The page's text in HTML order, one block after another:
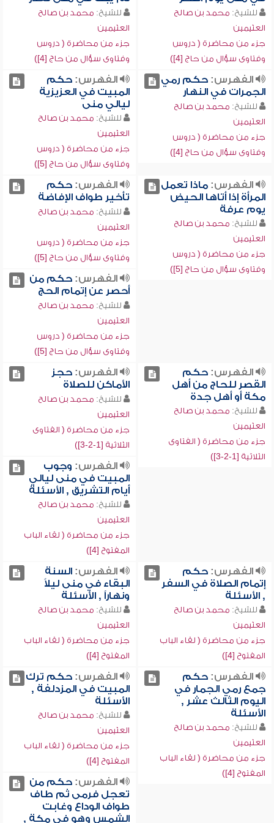
للشيخ: محمد بن صالح
العثيمين
جزء من محاضرة ( دروس
وفتاوى سؤال من حاج [4])
للشيخ: محمد بن صالح
العثيمين
جزء من محاضرة ( دروس
وفتاوى سؤال من حاج [4])
الفهرس:حكم رمي
الجمرات في النهار
للشيخ: محمد بن صالح
العثيمين
جزء من محاضرة ( دروس
وفتاوى سؤال من حاج [4])
الفهرس:حكم
المبيت في العزيزية
ليالي منى
للشيخ: محمد بن صالح
العثيمين
جزء من محاضرة ( دروس
وفتاوى سؤال من حاج [5])
الفهرس:ماذا تعمل
المرأة إذا أتاها الحيض
يوم عرفة
للشيخ: محمد بن صالح
العثيمين
جزء من محاضرة ( دروس
وفتاوى سؤال من حاج [5])
الفهرس:حكم
تأخير طواف الإفاضة
للشيخ: محمد بن صالح
العثيمين
جزء من محاضرة ( دروس
وفتاوى سؤال من حاج [5])
الفهرس:حكم من
أحصر عن إتمام الحج
للشيخ: محمد بن صالح
العثيمين
جزء من محاضرة ( دروس
وفتاوى سؤال من حاج [5])
الفهرس:حكم
القصر للحاج من أهل
مكة أو أهل جدة
للشيخ: محمد بن صالح
العثيمين
جزء من محاضرة ( الفتاوى
الثلاثية [1-2-3])
الفهرس:حجز
الأماكن للصلاة
للشيخ: محمد بن صالح
العثيمين
جزء من محاضرة ( الفتاوى
الثلاثية [1-2-3])
الفهرس: وجوب
المبيت في منى ليالي
أيام التشريق , الأسئلة
للشيخ: محمد بن صالح
العثيمين
جزء من محاضرة ( لقاء الباب
المفتوح [4])
الفهرس:حكم
إتمام الصلاة في السفر
, الأسئلة
للشيخ: محمد بن صالح
العثيمين
جزء من محاضرة ( لقاء الباب
المفتوح [4])
الفهرس:السنة
البقاء في منى ليلاً
ونهاراً , الأسئلة
للشيخ: محمد بن صالح
العثيمين
جزء من محاضرة ( لقاء الباب
المفتوح [4])
الفهرس:حكم
جمع رمي الجمار في
اليوم الثالث عشر ,
الأسئلة
للشيخ: محمد بن صالح
العثيمين
جزء من محاضرة ( لقاء الباب
المفتوح [4])
الفهرس:حكم ترك
المبيت في المزدلفة ,
الأسئلة
للشيخ: محمد بن صالح
العثيمين
جزء من محاضرة ( لقاء الباب
المفتوح [4])
الفهرس:حكم من
تعجل فرمى ثم طاف
طواف الوداع وغابت
الشمس وهو في مكة ,